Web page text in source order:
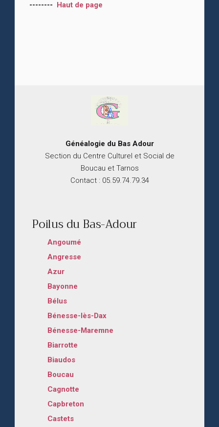
Généalogie du BasAdour
Section du Centre Culturel et Social de
Boucau et Tarnos
Contact : 05.59.74.79.34
Poilus du Bas-Adour
Angoumé
Angresse
Azur
Bayonne
Bélus
Bénesse-lès-Dax
Bénesse-Maremne
Biarrotte
Biaudos
Boucau
Cagnotte
Capbreton
Castets
-------- Haut de page